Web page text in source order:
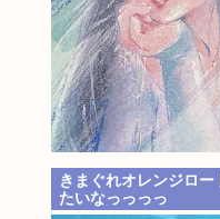
きまぐれオレンジロー
たいなっっっっ